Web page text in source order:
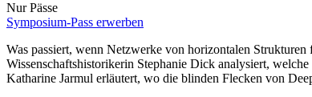
Nur Pässe
Symposium-Pass erwerben
Was passiert, wenn Netzwerke von horizontalen
Wissenschaftshistorikerin Stephanie Dick analysiert,
Katharine Jarmul erläutert, wo die blinden Flecken von